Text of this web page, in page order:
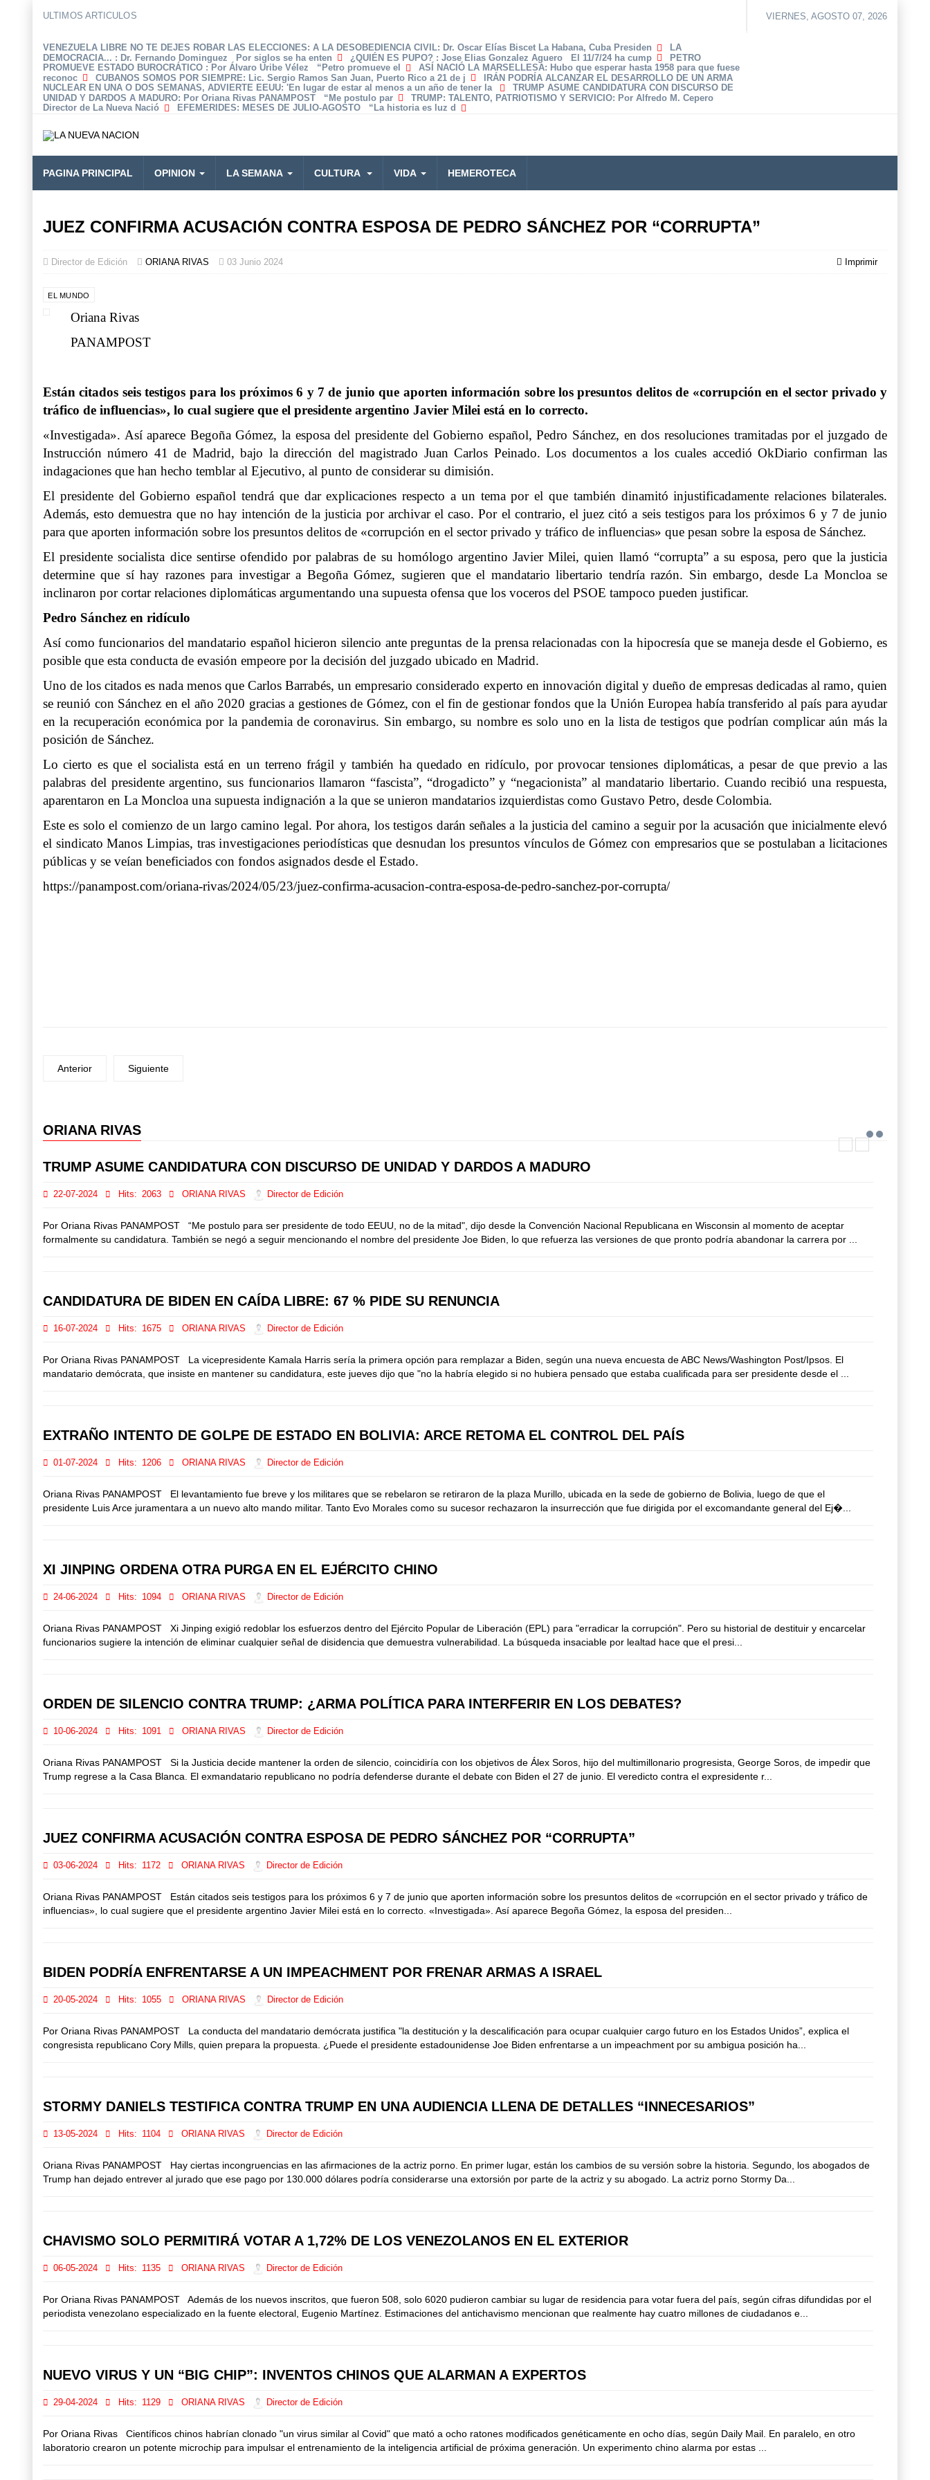
ULTIMOS ARTICULOS
VENEZUELA LIBRE NO TE DEJES ROBAR LAS ELECCIONES: A LA DESOBEDIENCIA CIVIL: Dr. Oscar Elías Biscet La Habana, Cuba Presiden
LA
DEMOCRACIA... : Dr. Fernando Dominguez Por siglos se ha enten ¿QUIÉN ES PUPO? : Jose Elias Gonzalez Aguero El 11/7/24 ha cump
PETRO
PROMUEVE ESTADO BUROCRÁTICO : Por Álvaro Uribe Vélez “Petro promueve el ASÍ NACIÓ LA MARSELLESA: Hubo que esperar hasta 1958 para que fuese
reconoc
CUBANOS SOMOS POR SIEMPRE: Lic. Sergio Ramos San Juan, Puerto Rico a 21 de j
IRÁN PODRÍA ALCANZAR EL DESARROLLO DE UN ARMA
NUCLEAR EN UNA O DOS SEMANAS, ADVIERTE EEUU: 'En lugar de estar al menos a un año de tener la
TRUMP ASUME CANDIDATURA CON DISCURSO DE
UNIDAD Y DARDOS A MADURO: Por Oriana Rivas PANAMPOST “Me postulo par TRUMP: TALENTO, PATRIOTISMO Y SERVICIO: Por Alfredo M. Cepero
Director de La Nueva Nació
EFEMERIDES: MESES DE JULIO-AGOSTO “La historia es luz d
VIERNES, AGOSTO 07, 2026
PAGINA PRINCIPAL OPINION LA SEMANA CULTURA VIDA HEMEROTECA
JUEZ CONFIRMA ACUSACIÓN CONTRA ESPOSA DE PEDRO SÁNCHEZ POR “CORRUPTA”
Imprimir
Director de Edición ORIANA RIVAS 03 Junio 2024
EL MUNDO
Oriana Rivas
PANAMPOST
Están citados seis testigos para los próximos 6 y 7 de junio que aporten información sobre los presuntos delitos de «corrupción en el sector privado y
tráfico de influencias», lo cual sugiere que el presidente argentino Javier Milei está en lo correcto.
«Investigada». Así aparece Begoña Gómez, la esposa del presidente del Gobierno español, Pedro Sánchez, en dos resoluciones tramitadas por el juzgado de
Instrucción número 41 de Madrid, bajo la dirección del magistrado Juan Carlos Peinado. Los documentos a los cuales accedió OkDiario confirman las
indagaciones que han hecho temblar al Ejecutivo, al punto de considerar su dimisión.
El presidente del Gobierno español tendrá que dar explicaciones respecto a un tema por el que también dinamitó injustificadamente relaciones bilaterales.
Además, esto demuestra que no hay intención de la justicia por archivar el caso. Por el contrario, el juez citó a seis testigos para los próximos 6 y 7 de junio
para que aporten información sobre los presuntos delitos de «corrupción en el sector privado y tráfico de influencias» que pesan sobre la esposa de Sánchez.
El presidente socialista dice sentirse ofendido por palabras de su homólogo argentino Javier Milei, quien llamó “corrupta” a su esposa, pero que la justicia
determine que sí hay razones para investigar a Begoña Gómez, sugieren que el mandatario libertario tendría razón. Sin embargo, desde La Moncloa se
inclinaron por cortar relaciones diplomáticas argumentando una supuesta ofensa que los voceros del PSOE tampoco pueden justificar.
Pedro Sánchez en ridículo
Así como funcionarios del mandatario español hicieron silencio ante preguntas de la prensa relacionadas con la hipocresía que se maneja desde el Gobierno, es
posible que esta conducta de evasión empeore por la decisión del juzgado ubicado en Madrid.
Uno de los citados es nada menos que Carlos Barrabés, un empresario considerado experto en innovación digital y dueño de empresas dedicadas al ramo, quien
se reunió con Sánchez en el año 2020 gracias a gestiones de Gómez, con el fin de gestionar fondos que la Unión Europea había transferido al país para ayudar
en la recuperación económica por la pandemia de coronavirus. Sin embargo, su nombre es solo uno en la lista de testigos que podrían complicar aún más la
posición de Sánchez.
Lo cierto es que el socialista está en un terreno frágil y también ha quedado en ridículo, por provocar tensiones diplomáticas, a pesar de que previo a las
palabras del presidente argentino, sus funcionarios llamaron “fascista”, “drogadicto” y “negacionista” al mandatario libertario. Cuando recibió una respuesta,
aparentaron en La Moncloa una supuesta indignación a la que se unieron mandatarios izquierdistas como Gustavo Petro, desde Colombia.
Este es solo el comienzo de un largo camino legal. Por ahora, los testigos darán señales a la justicia del camino a seguir por la acusación que inicialmente elevó
el sindicato Manos Limpias, tras investigaciones periodísticas que desnudan los presuntos vínculos de Gómez con empresarios que se postulaban a licitaciones
públicas y se veían beneficiados con fondos asignados desde el Estado.
https://panampost.com/oriana-rivas/2024/05/23/juez-confirma-acusacion-contra-esposa-de-pedro-sanchez-por-corrupta/
Anterior Siguiente
ORIANA RIVAS
TRUMP ASUME CANDIDATURA CON DISCURSO DE UNIDAD Y DARDOS A MADURO
22-07-2024 Hits: 2063 ORIANA RIVAS Director de Edición
Por Oriana Rivas PANAMPOST “Me postulo para ser presidente de todo EEUU, no de la mitad", dijo desde la Convención Nacional Republicana en Wisconsin al momento de aceptar
formalmente su candidatura. También se negó a seguir mencionando el nombre del presidente Joe Biden, lo que refuerza las versiones de que pronto podría abandonar la carrera por ...
CANDIDATURA DE BIDEN EN CAÍDA LIBRE: 67 % PIDE SU RENUNCIA
16-07-2024 Hits: 1675 ORIANA RIVAS Director de Edición
Por Oriana Rivas PANAMPOST La vicepresidente Kamala Harris sería la primera opción para remplazar a Biden, según una nueva encuesta de ABC News/Washington Post/Ipsos. El
mandatario demócrata, que insiste en mantener su candidatura, este jueves dijo que "no la habría elegido si no hubiera pensado que estaba cualificada para ser presidente desde el ...
EXTRAÑO INTENTO DE GOLPE DE ESTADO EN BOLIVIA: ARCE RETOMA EL CONTROL DEL PAÍS
01-07-2024 Hits: 1206 ORIANA RIVAS Director de Edición
Oriana Rivas PANAMPOST El levantamiento fue breve y los militares que se rebelaron se retiraron de la plaza Murillo, ubicada en la sede de gobierno de Bolivia, luego de que el
presidente Luis Arce juramentara a un nuevo alto mando militar. Tanto Evo Morales como su sucesor rechazaron la insurrección que fue dirigida por el excomandante general del Ej�...
XI JINPING ORDENA OTRA PURGA EN EL EJÉRCITO CHINO
24-06-2024 Hits: 1094 ORIANA RIVAS Director de Edición
Oriana Rivas PANAMPOST Xi Jinping exigió redoblar los esfuerzos dentro del Ejército Popular de Liberación (EPL) para "erradicar la corrupción". Pero su historial de destituir y encarcelar
funcionarios sugiere la intención de eliminar cualquier señal de disidencia que demuestra vulnerabilidad. La búsqueda insaciable por lealtad hace que el presi...
ORDEN DE SILENCIO CONTRA TRUMP: ¿ARMA POLÍTICA PARA INTERFERIR EN LOS DEBATES?
10-06-2024 Hits: 1091 ORIANA RIVAS Director de Edición
Oriana Rivas PANAMPOST Si la Justicia decide mantener la orden de silencio, coincidiría con los objetivos de Álex Soros, hijo del multimillonario progresista, George Soros, de impedir que
Trump regrese a la Casa Blanca. El exmandatario republicano no podría defenderse durante el debate con Biden el 27 de junio. El veredicto contra el expresidente r...
JUEZ CONFIRMA ACUSACIÓN CONTRA ESPOSA DE PEDRO SÁNCHEZ POR “CORRUPTA”
03-06-2024 Hits: 1172 ORIANA RIVAS Director de Edición
Oriana Rivas PANAMPOST Están citados seis testigos para los próximos 6 y 7 de junio que aporten información sobre los presuntos delitos de «corrupción en el sector privado y tráfico de
influencias», lo cual sugiere que el presidente argentino Javier Milei está en lo correcto. «Investigada». Así aparece Begoña Gómez, la esposa del presiden...
BIDEN PODRÍA ENFRENTARSE A UN IMPEACHMENT POR FRENAR ARMAS A ISRAEL
20-05-2024 Hits: 1055 ORIANA RIVAS Director de Edición
Por Oriana Rivas PANAMPOST La conducta del mandatario demócrata justifica "la destitución y la descalificación para ocupar cualquier cargo futuro en los Estados Unidos”, explica el
congresista republicano Cory Mills, quien prepara la propuesta. ¿Puede el presidente estadounidense Joe Biden enfrentarse a un impeachment por su ambigua posición ha...
STORMY DANIELS TESTIFICA CONTRA TRUMP EN UNA AUDIENCIA LLENA DE DETALLES “INNECESARIOS”
13-05-2024 Hits: 1104 ORIANA RIVAS Director de Edición
Oriana Rivas PANAMPOST Hay ciertas incongruencias en las afirmaciones de la actriz porno. En primer lugar, están los cambios de su versión sobre la historia. Segundo, los abogados de
Trump han dejado entrever al jurado que ese pago por 130.000 dólares podría considerarse una extorsión por parte de la actriz y su abogado. La actriz porno Stormy Da...
CHAVISMO SOLO PERMITIRÁ VOTAR A 1,72% DE LOS VENEZOLANOS EN EL EXTERIOR
06-05-2024 Hits: 1135 ORIANA RIVAS Director de Edición
Por Oriana Rivas PANAMPOST Además de los nuevos inscritos, que fueron 508, solo 6020 pudieron cambiar su lugar de residencia para votar fuera del país, según cifras difundidas por el
periodista venezolano especializado en la fuente electoral, Eugenio Martínez. Estimaciones del antichavismo mencionan que realmente hay cuatro millones de ciudadanos e...
NUEVO VIRUS Y UN “BIG CHIP”: INVENTOS CHINOS QUE ALARMAN A EXPERTOS
29-04-2024 Hits: 1129 ORIANA RIVAS Director de Edición
Por Oriana Rivas Científicos chinos habrían clonado "un virus similar al Covid" que mató a ocho ratones modificados genéticamente en ocho días, según Daily Mail. En paralelo, en otro
laboratorio crearon un potente microchip para impulsar el entrenamiento de la inteligencia artificial de próxima generación. Un experimento chino alarma por estas ...